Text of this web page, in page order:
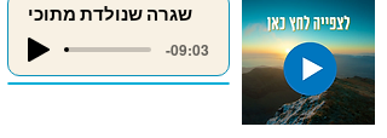
שגרה שנולדת מתוכי
-09:03